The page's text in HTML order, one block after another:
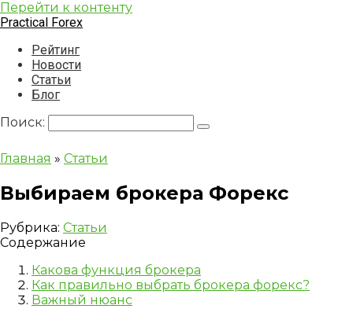
Перейти к контенту
Practical Forex
Рейтинг
Новости
Статьи
Блог
Поиск:
Главная » Статьи
Выбираем брокера Форекс
Рубрика: Статьи
Содержание
Какова функция брокера
Как правильно выбрать брокера форекс?
Важный нюанс